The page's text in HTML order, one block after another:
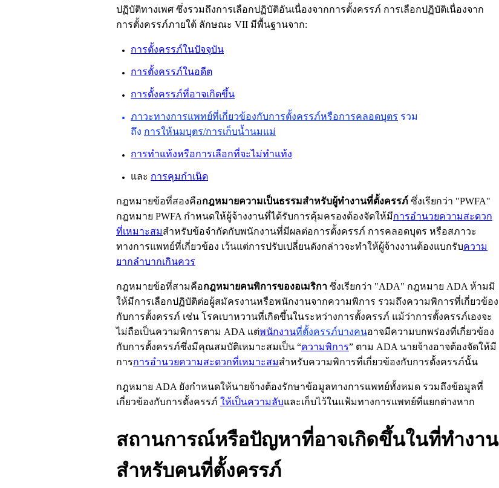
ปฏิบัติทางเพศ ซึ่งรวมถึงการเลือกปฏิบัติอันเนื่องจากการตั้งครรภ์ การเลือกปฏิบัติเนื่องจาก
การตั้งครรภ์ภายใต้ ลักษณะ VII มีพื้นฐานจาก:
การตั้งครรภ์ในปัจจุบัน
การตั้งครรภ์ในอดีต
การตั้งครรภ์ที่อาจเกิดขึ้น
ภาวะทางการแพทย์ที่เกี่ยวข้องกับการตั้งครรภ์หรือการคลอดบุตร รวม
ถึง การให้นมบุตร/การเก็บน้ำนมแม่
การทำแท้งหรือการเลือกที่จะไม่ทำแท้ง
และ การคุมกำเนิด
กฎหมายข้อที่สองคือกฎหมายความเป็นธรรมสำหรับผู้ทำงานที่ตั้งครรภ์ ซึ่งเรียกว่า "PWFA"
กฎหมาย PWFA กำหนดให้ผู้จ้างงานที่ได้รับการคุ้มครองต้องจัดให้มีการอำนวยความสะดวก
ที่เหมาะสมสำหรับข้อจำกัดกับพนักงานที่มีผลต่อการตั้งครรภ์ การคลอดบุตร หรือสภาวะ
ทางการแพทย์ที่เกี่ยวข้อง เว้นแต่การปรับเปลี่ยนดังกล่าวจะทำให้ผู้จ้างงานต้องแบกรับความ
ยากลำบากเกินควร
กฎหมายข้อที่สามคือกฎหมายคนพิการของอเมริกา ซึ่งเรียกว่า "ADA" กฎหมาย ADA ห้ามมิ
ให้มีการเลือกปฏิบัติต่อผู้สมัครงานหรือพนักงานจากความพิการ รวมถึงความพิการที่เกี่ยวข้อง
กับการตั้งครรภ์ เช่น โรคเบาหวานที่เกิดขึ้นในระหว่างการตั้งครรภ์ แม้ว่าการตั้งครรภ์เองจะ
ไม่ถือเป็นความพิการตาม ADA แต่พนักงานที่ตั้งครรภ์บางคนอาจมีความบกพร่องที่เกี่ยวข้อง
กับการตั้งครรภ์ซึ่งมีคุณสมบัติเหมาะสมเป็น “ความพิการ” ตาม ADA นายจ้างอาจต้องจัดให้มี
การการอำนวยความสะดวกที่เหมาะสมสำหรับความพิการที่เกี่ยวข้องกับการตั้งครรภ์นั้น
กฎหมาย ADA ยังกำหนดให้นายจ้างต้องรักษาข้อมูลทางการแพทย์ทั้งหมด รวมถึงข้อมูลที่
เกี่ยวข้องกับการตั้งครรภ์ ให้เป็นความลับและเก็บไว้ในแฟ้มทางการแพทย์ที่แยกต่างหาก
สถานการณ์หรือปัญหาที่อาจเกิดขึ้นในที่ทำงาน
สำหรับคนที่ตั้งครรภ์